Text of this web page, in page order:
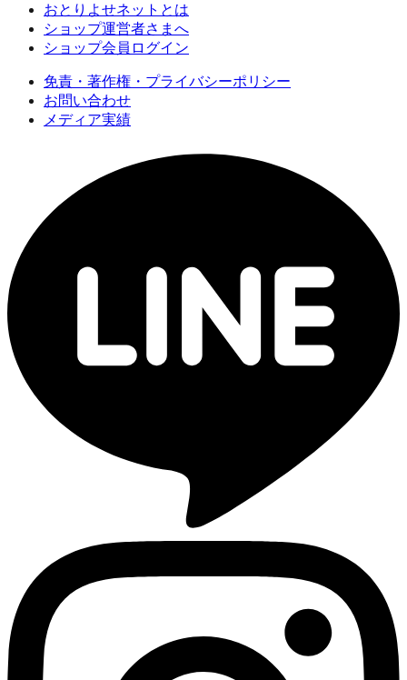
おとりよせネットとは
ショップ運営者さまへ
ショップ会員ログイン
免責・著作権・プライバシーポリシー
お問い合わせ
メディア実績